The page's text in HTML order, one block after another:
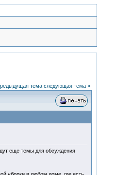
тема следующая тема »
еще темы для обсуждения